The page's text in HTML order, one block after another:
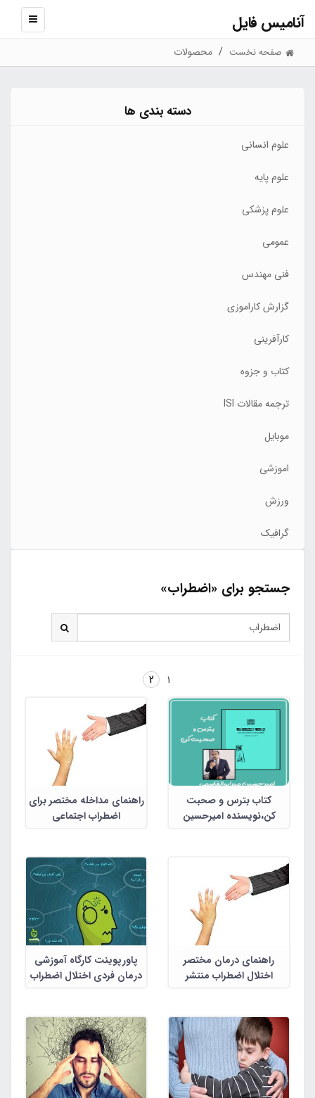
آنامیس فایل
نمایش
صفحه نخست محصولات
دسته بندی ها
علوم انسانی
علوم پایه
علوم پزشکی
عمومی
فنی مهندس
گزارش کاراموزی
کارآفرینی
کتاب و جزوه
ترجمه مقالات ISI
موبایل
اموزشی
ورزش
گرافیک
جستجو برای «اضطراب»
1
2
کتاب بترس و صحبت
کن،نویسنده امیرحسین
راهنمای مداخله مختصر برای
اضطراب اجتماعی
راهنمای درمان مختصر
اختلال اضطراب منتشر
پاورپوینت کارگاه آموزشی
درمان فردی اختلال اضطراب